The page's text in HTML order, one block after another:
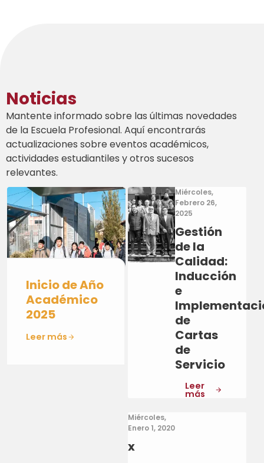
Noticias
Mantente informado sobre las últimas novedades
de la Escuela Profesional. Aquí encontrarás
actualizaciones sobre eventos académicos,
actividades estudiantiles y otros sucesos
relevantes.
Inicio de Año
Académico
2025
Leer más
Miércoles,
Febrero 26,
2025
Gestión
de la
Calidad:
Inducción
e
de
Cartas
de
Servicio
Leer
más
Miércoles,
Enero 1, 2020
x